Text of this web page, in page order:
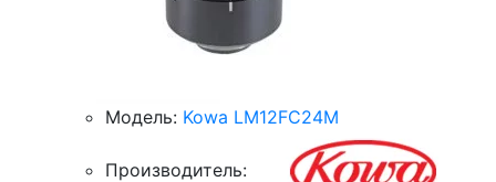
Модель: Kowa LM12FC24M
Производитель: